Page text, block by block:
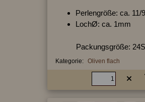
Perlengröße: ca. 11/
LochØ: ca. 1mm
Packungsgröße:
Kategorie: Oliven flach